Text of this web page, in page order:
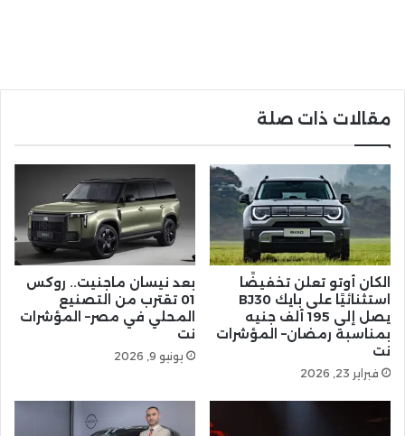
مقالات ذات صلة
الكان أوتو تعلن تخفيضًا
استثنائيًا على بايك BJ30
يصل إلى 195 ألف جنيه
بمناسبة رمضان– المؤشرات
نت
فبراير 23, 2026
بعد نيسان ماجنيت.. روكس
01 تقترب من التصنيع
المحلي في مصر– المؤشرات
نت
يونيو 9, 2026